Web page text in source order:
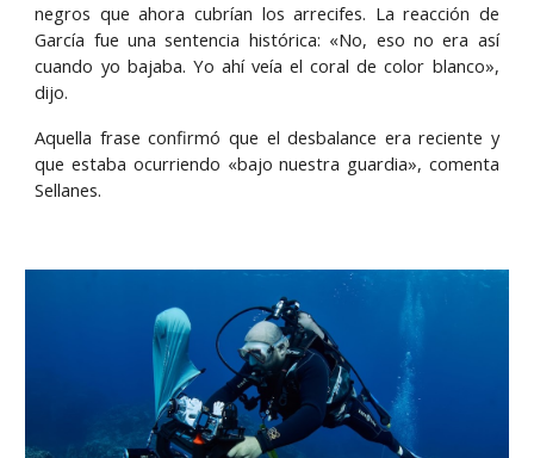
negros que ahora cubrían los arrecifes. La reacción de
García fue una sentencia histórica: «No, eso no era así
cuando yo bajaba. Yo ahí veía el coral de color blanco»,
dijo.
Aquella frase confirmó que el desbalance era reciente y
que estaba ocurriendo «bajo nuestra guardia», comenta
Sellanes.